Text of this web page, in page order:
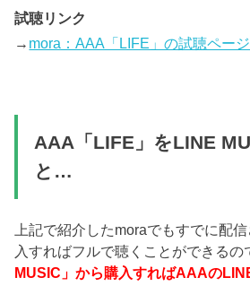
試聴リンク
→ mora：AAA「LIFE」の試聴ページ
AAA「LIFE」をLINE
と…
上記で紹介したmoraでもすでに配
入すればフルで聴くことができるの
MUSIC」から購入すればAAAの